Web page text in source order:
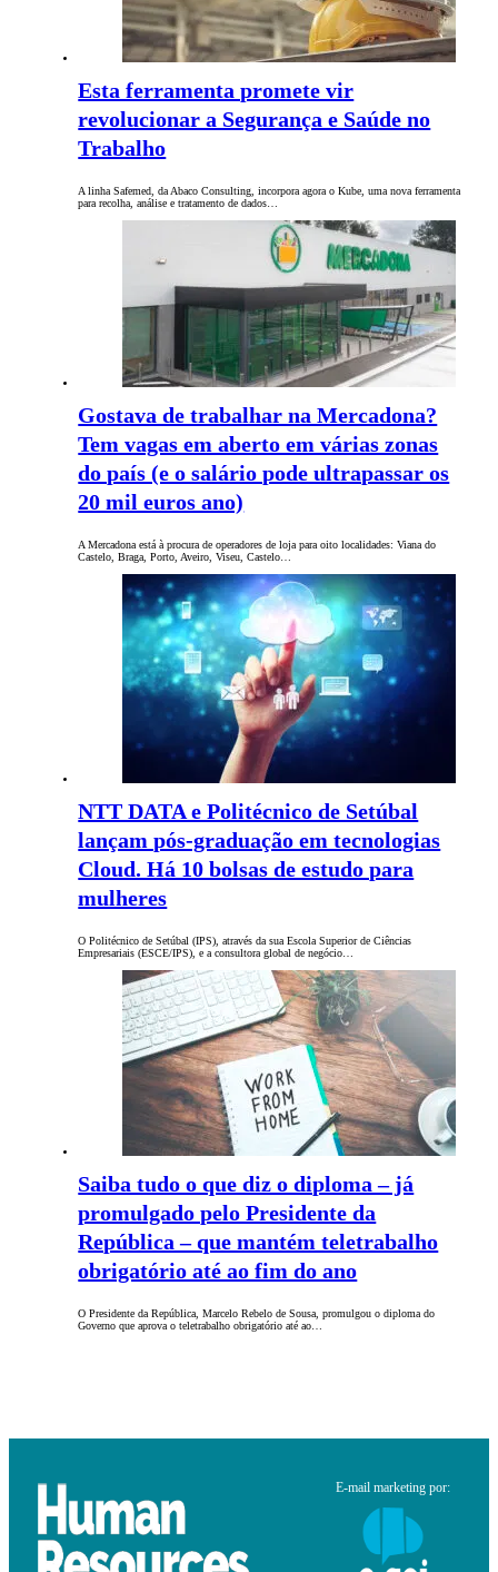
Esta ferramenta promete vir
revolucionar a Segurança e Saúde no
Trabalho
A linha Safemed, da Abaco Consulting, incorpora agora o Kube, uma nova ferramenta
para recolha, análise e tratamento de dados…
Gostava de trabalhar na Mercadona?
Tem vagas em aberto em várias zonas
do país (e o salário pode ultrapassar os
20 mil euros ano)
A Mercadona está à procura de operadores de loja para oito localidades: Viana do
Castelo, Braga, Porto, Aveiro, Viseu, Castelo…
NTT DATA e Politécnico de Setúbal
lançam pós-graduação em tecnologias
Cloud. Há 10 bolsas de estudo para
mulheres
O Politécnico de Setúbal (IPS), através da sua Escola Superior de Ciências
Empresariais (ESCE/IPS), e a consultora global de negócio…
Saiba tudo o que diz o diploma – já
promulgado pelo Presidente da
República – que mantém teletrabalho
obrigatório até ao fim do ano
O Presidente da República, Marcelo Rebelo de Sousa, promulgou o diploma do
Governo que aprova o teletrabalho obrigatório até ao…
E-mail marketing por: